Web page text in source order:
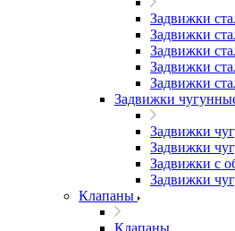
Задвижки
Задвижки
Задвижки
Задвижки
Задвижки
Задвижки
Задвижки
Задвижки
Задвижки с
Задвижки
Клапаны
Клапаны